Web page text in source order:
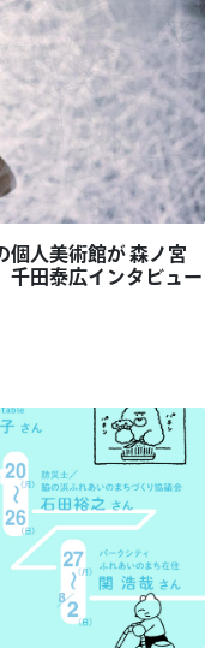
個人美術館が 森ノ宮
田泰広インタビュー